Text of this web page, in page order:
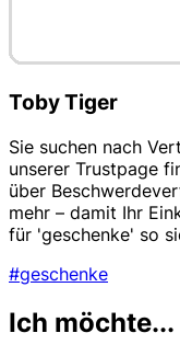
Toby Tiger
Sie suchen nach
unserer Trustpage
über
mehr – damit Ihr
für 'geschenke' so
#geschenke
Ich möchte...